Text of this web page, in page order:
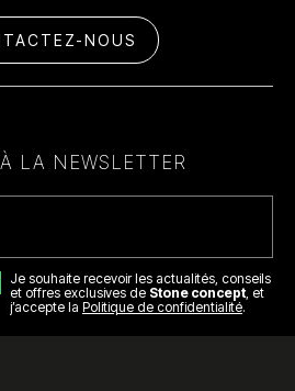
NOUS
LA NEWSLETTER
Je souhaite recevoir les actualités, conseils
et offres exclusives de Stone concept, et
j’accepte la Politique de confidentialité.